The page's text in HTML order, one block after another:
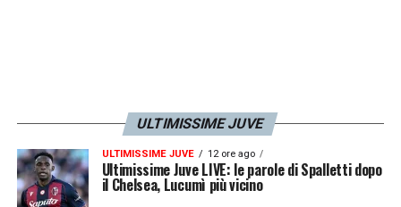
ULTIMISSIME JUVE
ULTIMISSIME JUVE 12 ore ago
Ultimissime Juve LIVE: le parole di Spalletti dopo
il Chelsea, Lucumì più vicino